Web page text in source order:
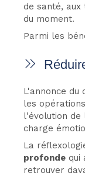
de santé, aux
du moment.
Parmi les
L'annonce du
les
l'évolution de
charge
La
profonde qui
retrouver